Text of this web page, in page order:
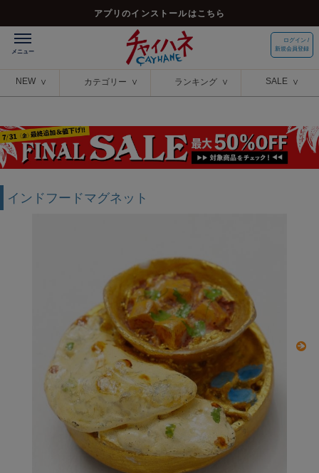
アプリのインストールはこちら
ログイン /
新規会員登録
NEW カテゴリー ランキング SALE
インドフードマグネット